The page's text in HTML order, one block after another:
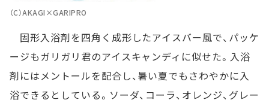
（C）AKAGI×GARIPRO
固形入浴剤を四角く成形したアイスバー風で、パッケ
ージもガリガリ君のアイスキャンディに似せた。入浴
剤にはメントールを配合し、暑い夏でもさわやかに入
浴できるとしている。ソーダ、コーラ、オレンジ、グレー